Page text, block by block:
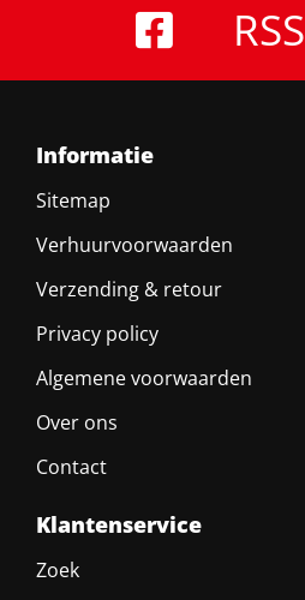
RSS
Informatie
Sitemap
Verhuurvoorwaarden
Verzending & retour
Privacy policy
Algemene voorwaarden
Over ons
Contact
Klantenservice
Zoek